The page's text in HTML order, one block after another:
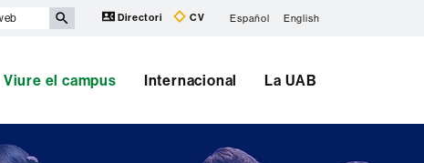
Directori CV Español English
Viure el campus Internacional La UAB